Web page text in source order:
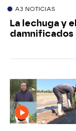
A3 NOTICIAS
La lechuga y
damnificados